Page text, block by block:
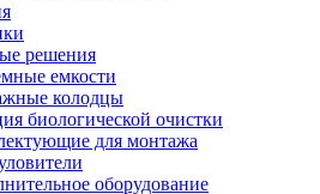
решения
емкости
колодцы
биологической очистки
для монтажа
оборудование